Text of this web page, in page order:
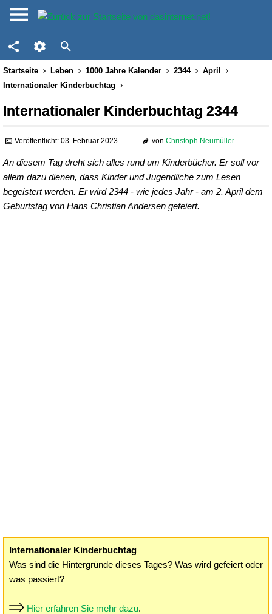
Startseite Leben 1000 Jahre Kalender 2344
April
Internationaler Kinderbuchtag
Internationaler Kinderbuchtag 2344
Veröffentlicht: 03. Februar 2023 von Christoph Neumüller
An diesem Tag dreht sich alles rund um Kinderbücher. Er soll vor
allem dazu dienen, dass Kinder und Jugendliche zum Lesen
begeistert werden. Er wird 2344 - wie jedes Jahr - am 2. April dem
Geburtstag von Hans Christian Andersen gefeiert.
Internationaler Kinderbuchtag
Was sind die Hintergründe dieses Tages? Was wird gefeiert oder
was passiert?
Hier erfahren Sie mehr dazu.